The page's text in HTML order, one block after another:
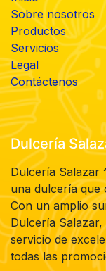
Sobre nosotros
Productos
Servicios
Legal
Contáctenos
Dulcería
Dulcería Salazar
una dulcería que
Con un amplio
Dulcería
servicio de
todas las